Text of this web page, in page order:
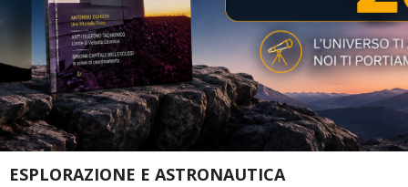
ESPLORAZIONE E ASTRONAUTICA